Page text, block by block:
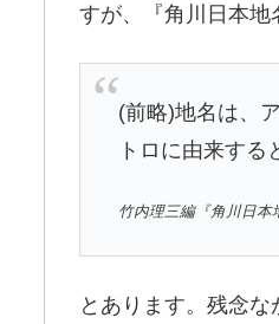
すが、『角川日本
(前略)地名は、
トロに由来す
竹内理三編『角川日
とあります。残念